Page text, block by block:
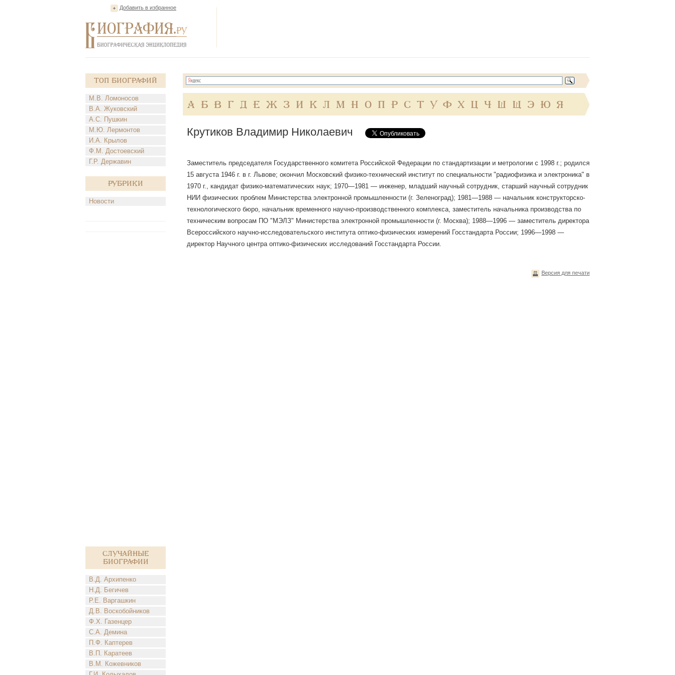
Добавить в избранное
Топ Биографий
М.В. Ломоносов
В.А. Жуковский
А.С. Пушкин
М.Ю. Лермонтов
И.А. Крылов
Ф.М. Достоевский
Г.Р. Державин
Рубрики
Новости
Случайные
биографии
В.Д. Архипенко
Н.Д. Бегичев
Р.Е. Варгашкин
Д.В. Воскобойников
Ф.Х. Газенцер
С.А. Демина
П.Ф. Каптерев
В.П. Каратеев
В.М. Кожевников
А Б В Г Д Е Ж З И К Л М Н О П Р С Т У Ф Х Ц Ч Ш Щ Э Ю Я
Крутиков Владимир Николаевич
Заместитель председателя Государственного комитета Российской Федерации по стандартизации и метрологии с 1998 г.; родился
15 августа 1946 г. в г. Львове; окончил Московский физико-технический институт по специальности "радиофизика и электроника" в
1970 г., кандидат физико-математических наук; 1970—1981 — инженер, младший научный сотрудник, старший научный сотрудник
НИИ физических проблем Министерства электронной промышленности (г. Зеленоград); 1981—1988 — начальник конструкторско-
технологического бюро, начальник временного научно-производственного комплекса, заместитель начальника производства по
техническим вопросам ПО "МЭЛЗ" Министерства электронной промышленности (г. Москва); 1988—1996 — заместитель директора
Всероссийского научно-исследовательского института оптико-физических измерений Госстандарта России; 1996—1998 —
директор Научного центра оптико-физических исследований Госстандарта России.
Версия для печати